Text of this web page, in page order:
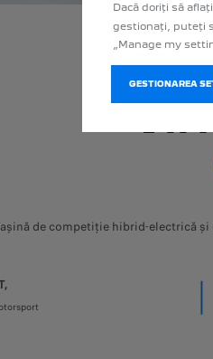
de competiție hibrid-electrică
Dacă doriți să
gestionați, puteți
„Manage my
GESTIONAREA